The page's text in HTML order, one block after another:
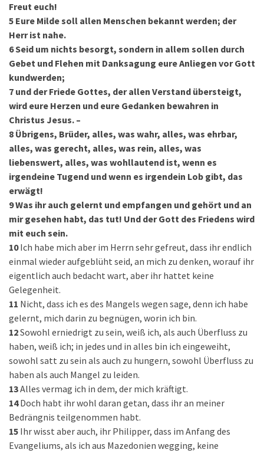
Freut euch!
5 Eure Milde soll allen Menschen bekannt werden; der
Herr ist nahe.
6Seid um nichts besorgt, sondern in allem sollen durch
Gebet und Flehen mit Danksagung eure Anliegen vor Gott
kundwerden;
7 und der Friede Gottes, der allen Verstand übersteigt,
wird eure Herzen und eure Gedanken bewahren in
Christus Jesus. –
8 Übrigens, Brüder, alles, was wahr, alles, was ehrbar,
alles, was gerecht, alles, was rein, alles, was
liebenswert, alles, was wohllautend ist, wenn es
irgendeine Tugend und wenn es irgendein Lob gibt, das
erwägt!
9Was ihr auch gelernt und empfangen und gehört und an
mir gesehen habt, das tut! Und der Gott des Friedens wird
mit euch sein.
10 Ich habe mich aber im Herrn sehr gefreut, dass ihr endlich
einmal wieder aufgeblüht seid, an mich zu denken, worauf ihr
eigentlich auch bedacht wart, aber ihr hattet keine
Gelegenheit.
11 Nicht, dass ich es des Mangels wegen sage, denn ich habe
gelernt, mich darin zu begnügen, worin ich bin.
12Sowohl erniedrigt zu sein, weiß ich, als auch Überfluss zu
haben, weiß ich; in jedes und in alles bin ich eingeweiht,
sowohl satt zu sein als auch zu hungern, sowohl Überfluss zu
haben als auch Mangel zu leiden.
13Alles vermag ich in dem, der mich kräftigt.
14 Doch habt ihr wohl daran getan, dass ihr an meiner
Bedrängnis teilgenommen habt.
15 Ihr wisst aber auch, ihr Philipper, dass im Anfang des
Evangeliums, als ich aus Mazedonien wegging, keine